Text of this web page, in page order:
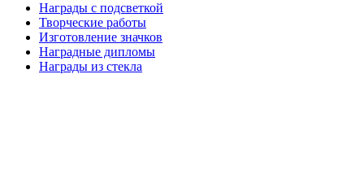
Награды с подсветкой
Творческие работы
Изготовление значков
Наградные дипломы
Награды из стекла